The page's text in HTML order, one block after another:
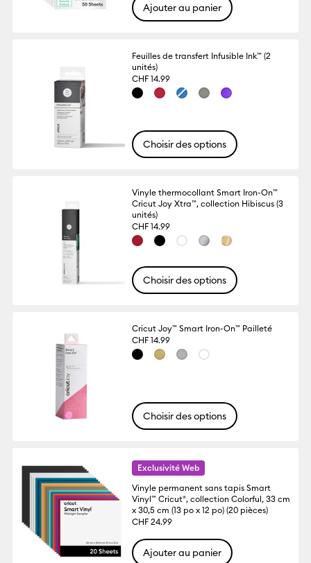
Ajouter au panier
Feuilles de transfert Infusible Ink™ (2
unités)
CHF 14.99
Choisir des options
Vinyle thermocollant Smart Iron-On™
Cricut Joy Xtra™, collection Hibiscus (3
unités)
CHF 14.99
Choisir des options
Cricut Joy™ Smart Iron-On™ Pailleté
CHF 14.99
Choisir des options
Exclusivité Web
Vinyle permanent sans tapis Smart
Vinyl™ Cricut®, collection Colorful, 33 cm
x 30,5 cm (13 po x 12 po) (20 pièces)
CHF 24.99
Ajouter au panier